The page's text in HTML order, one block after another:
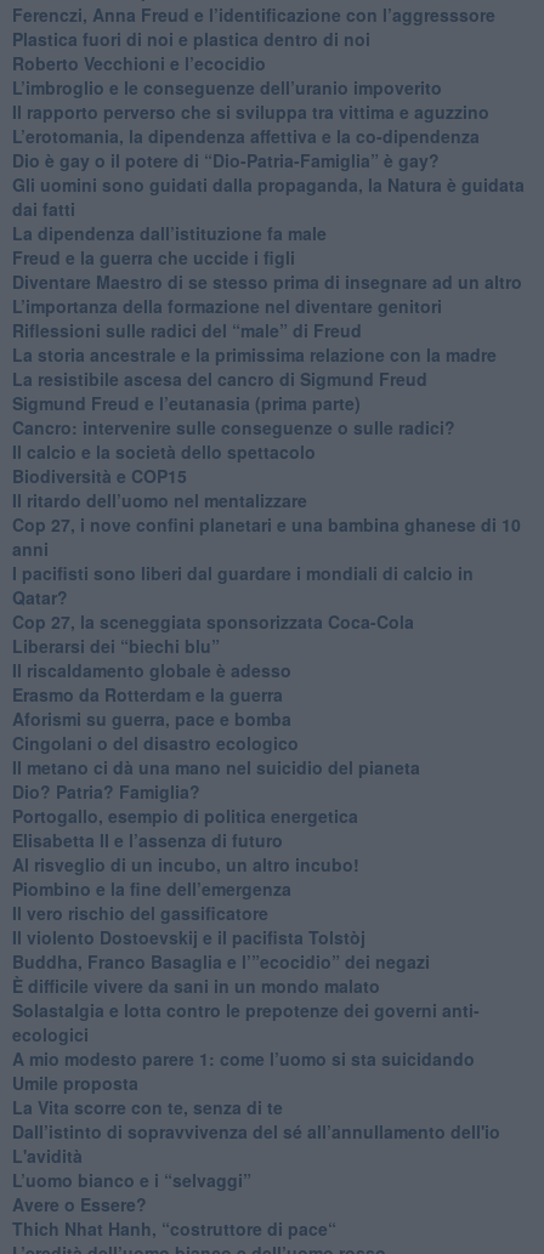
​Ferenczi, Anna Freud e l’identificazione con l’aggresssore
Plastica fuori di noi e plastica dentro di noi
​Roberto Vecchioni e l’ecocidio
​L’imbroglio e le conseguenze dell’uranio impoverito
​Il rapporto perverso che si sviluppa tra vittima e aguzzino
L’erotomania, la dipendenza affettiva e la co-dipendenza
​Dio è gay o il potere di “Dio-Patria-Famiglia” è gay?
​Gli uomini sono guidati dalla propaganda, la Natura è guidata
dai fatti
La dipendenza dall’istituzione fa male
​Freud e la guerra che uccide i figli
​Diventare Maestro di se stesso prima di insegnare ad un altro
L’importanza della formazione nel diventare genitori
Riflessioni sulle radici del “male” di Freud
​La storia ancestrale e la primissima relazione con la madre
​La resistibile ascesa del cancro di Sigmund Freud
Sigmund Freud e l’eutanasia (prima parte)
Cancro: intervenire sulle conseguenze o sulle radici?
​Il calcio e la società dello spettacolo
Biodiversità e COP15
​Il ritardo dell’uomo nel mentalizzare
​Cop 27, i nove confini planetari e una bambina ghanese di 10
anni
​I pacifisti sono liberi dal guardare i mondiali di calcio in
Qatar?
​Cop 27, la sceneggiata sponsorizzata Coca-Cola
​Liberarsi dei “biechi blu”
Il riscaldamento globale è adesso
​Erasmo da Rotterdam e la guerra
​Aforismi su guerra, pace e bomba
Cingolani o del disastro ecologico
​Il metano ci dà una mano nel suicidio del pianeta
​Dio? Patria? Famiglia?
Portogallo, esempio di politica energetica
​Elisabetta II e l’assenza di futuro
Al risveglio di un incubo, un altro incubo!
​Piombino e la fine dell’emergenza
​Il vero rischio del gassificatore
​Il violento Dostoevskij e il pacifista Tolstòj
​Buddha, Franco Basaglia e l’”ecocidio” dei negazi
​È difficile vivere da sani in un mondo malato
Solastalgia e lotta contro le prepotenze dei governi anti-
ecologici
​A mio modesto parere 1: come l’uomo si sta suicidando
​Umile proposta
​La Vita scorre con te, senza di te
​Dall’istinto di sopravvivenza del sé all’annullamento dell'io
L'avidità
​L’uomo bianco e i “selvaggi”
​Avere o Essere?
​Thich Nhat Hanh, “costruttore di pace“